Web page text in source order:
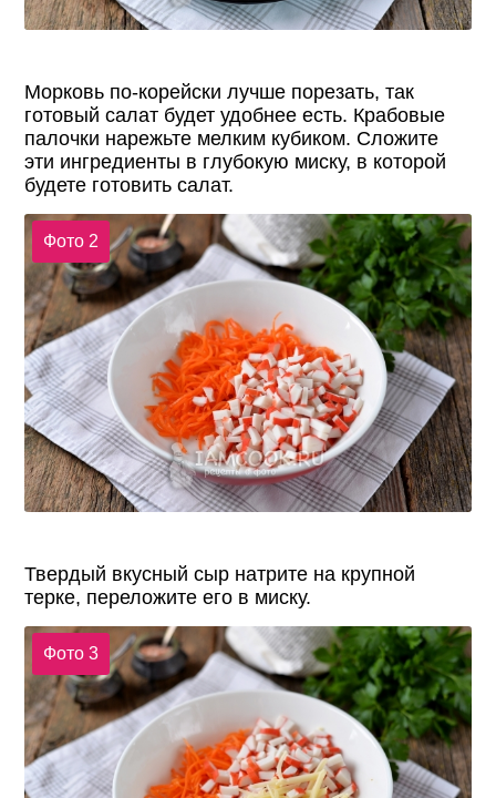
Морковь по-корейски лучше порезать, так
готовый салат будет удобнее есть. Крабовые
палочки нарежьте мелким кубиком. Сложите
эти ингредиенты в глубокую миску, в которой
будете готовить салат.
Фото 2
Твердый вкусный сыр натрите на крупной
терке, переложите его в миску.
Фото 3